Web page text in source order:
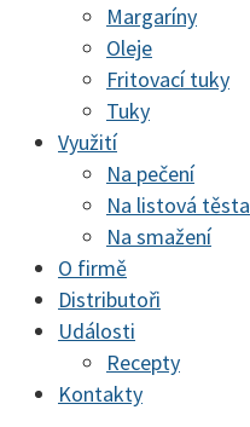
Margaríny
Oleje
Fritovací tuky
Tuky
Využití
Na pečení
Na listová těsta
Na smažení
O firmě
Distributoři
Události
Recepty
Kontakty